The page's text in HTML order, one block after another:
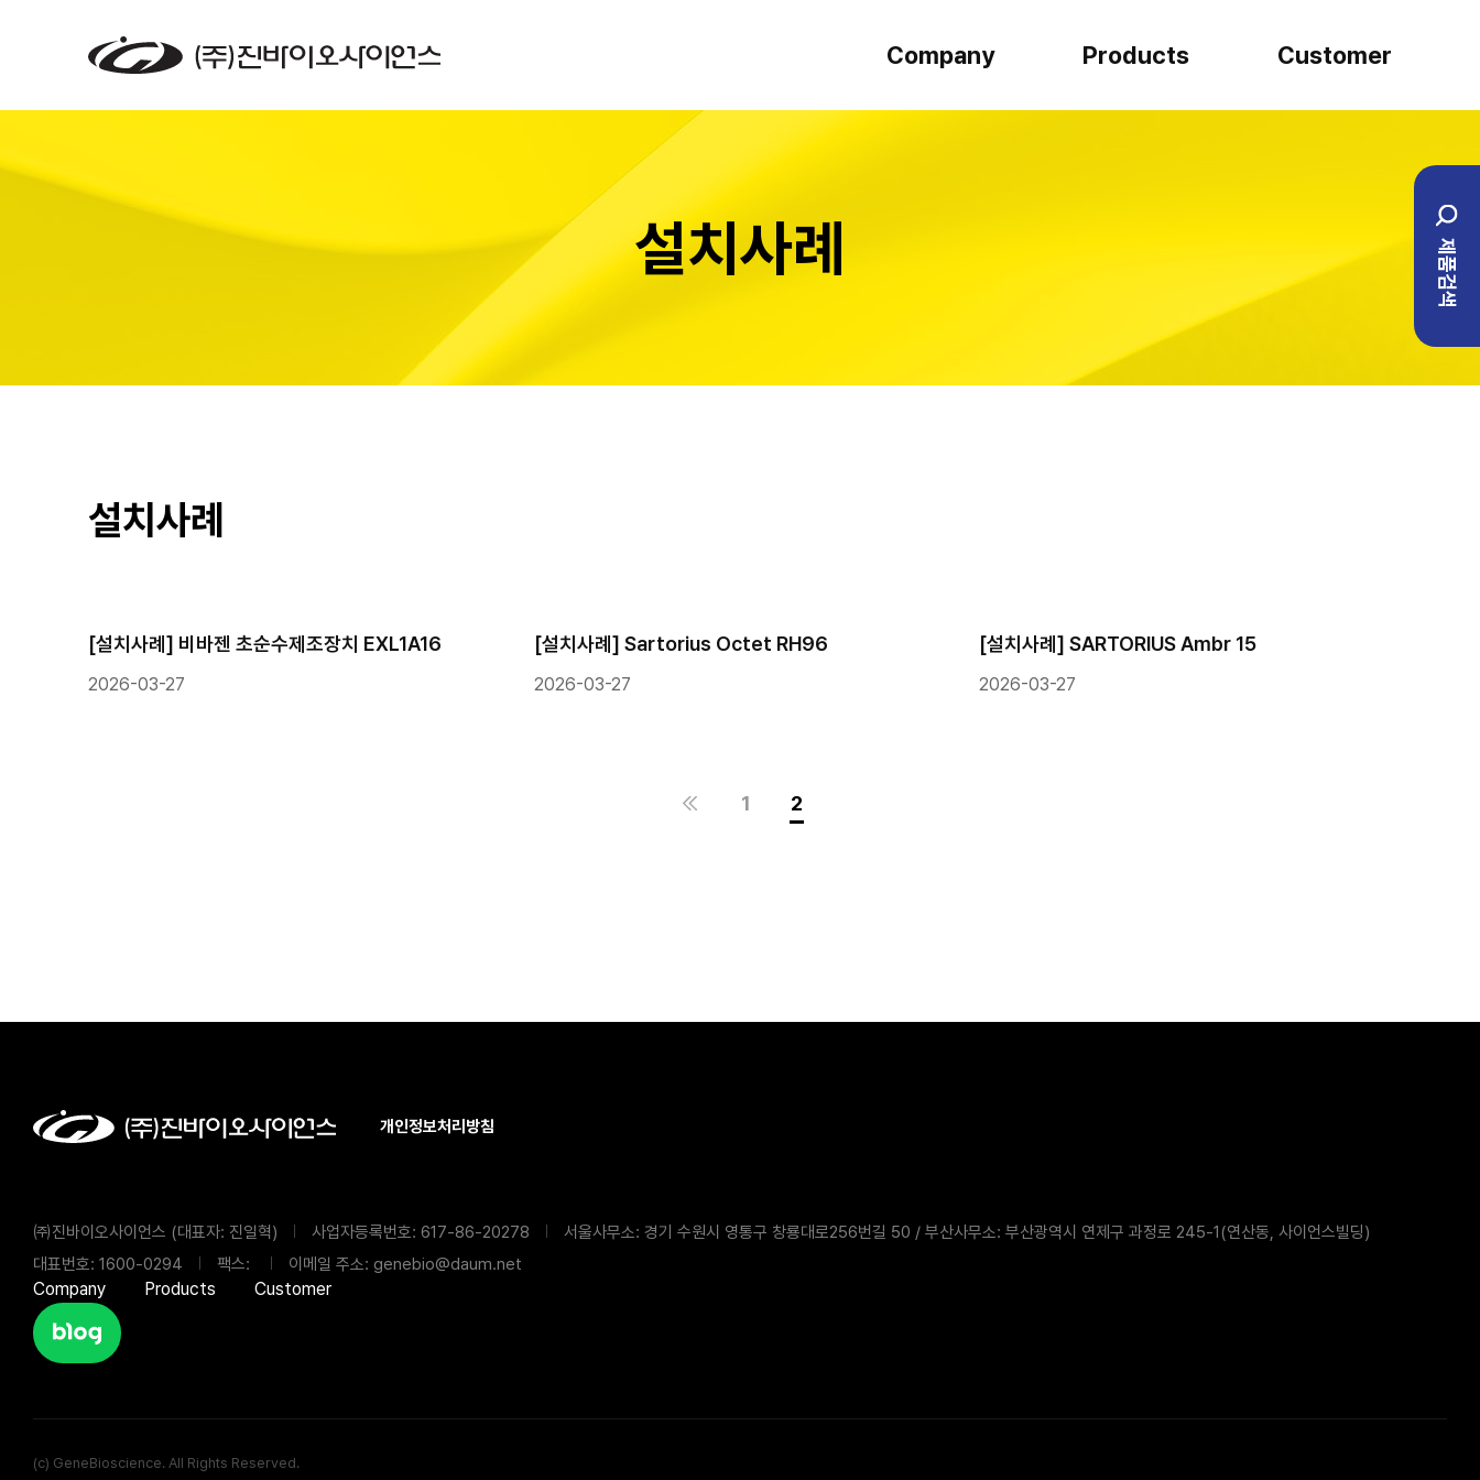
Company Products Customer
1:1 문의 제품검색
설치사례
설치사례
[설치사례] 비바젠 초순수제조장치 EXL1A16
2026-03-27
[설치사례] Sartorius Octet RH96
2026-03-27
[설치사례] SARTORIUS Ambr 15
2026-03-27
1 2
개인정보처리방침
㈜진바이오사이언스 (대표자: 진일혁) 사업자등록번호: 617-86-20278
서울사무소: 경기 수원시 영통구 창룡대로256번길 50 / 부산사무소: 부산광역시 연제구 과정로 245-1(연산동, 사이언스빌딩)
대표번호: 1600-0294
팩스: 이메일 주소: genebio@daum.net
Company Products Customer
(c) GeneBioscience. All Rights Reserved.